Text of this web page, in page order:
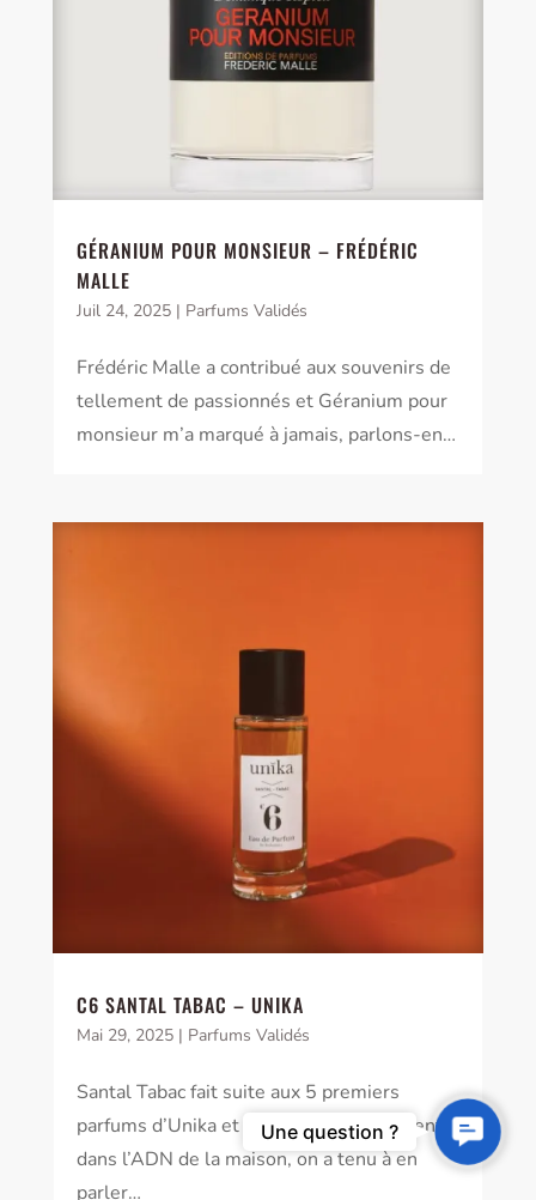
GÉRANIUM POUR MONSIEUR – FRÉDÉRIC
MALLE
Juil 24, 2025| Parfums Validés
Frédéric Malle a contribué aux souvenirs de
tellement de passionnés et Géranium pour
monsieur m’a marqué à jamais, parlons-en…
C6 SANTAL TABAC – UNIKA
Mai 29, 2025| Parfums Validés
Santal Tabac fait suite aux 5 premiers
parfums d’Unika et s’inscrit complètement
dans l’ADN de la maison, on a tenu à en
parler…
Contact
Us
Une question ?